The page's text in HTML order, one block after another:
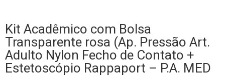
Kit Acadêmico com Bolsa
Transparente rosa (Ap. Pressão Art.
Adulto Nylon Fecho de Contato +
Estetoscópio Rappaport – P.A. MED